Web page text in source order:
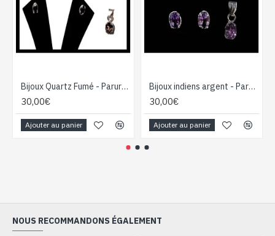
Bijoux Quartz Fumé - Parure indienne - Bijoux indiens
30,00€
Ajouter au panier
Bijoux indiens argent - Parure indienne Améthyste
30,00€
Ajouter au panier
NOUS RECOMMANDONS ÉGALEMENT